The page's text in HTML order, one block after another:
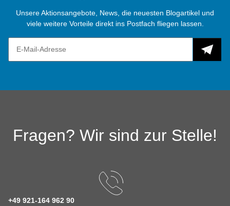
Unsere Aktionsangebote, News, die neuesten Blogartikel und
viele weitere Vorteile direkt ins Postfach fliegen lassen.
Fragen? Wir sind zur Stelle!
+49 921-164 962 90